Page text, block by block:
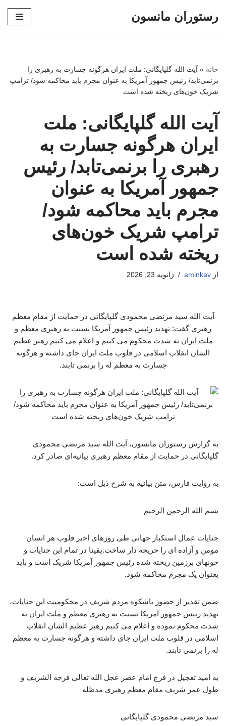
رستوران مانسون
خانه » آیت الله گلپایگانی: ملت ایران هرگونه جسارت به رهبری را
برنمی‌تابد/ رئیس جمهور آمریکا به عنوان مجرم باید محاکمه شود/ ترامپ
شریک خون‌های ریخته شده است
آیت الله گلپایگانی: ملت
ایران هرگونه جسارت به
رهبری را برنمی‌تابد/ رئیس
جمهور آمریکا به عنوان
مجرم باید محاکمه شود/
ترامپ شریک خون‌های
ریخته شده است
از aminkav ژانویه 23, 2026
آیت الله سید مرتضی محمودی گلپایگانی در حمایت از مقام معظم
رهبری گفت: تهدید رئیس جمهور آمریکا نسبت به رهبری معظم و
ملت ایران به شدت محکوم می کنیم و اعلام می کنیم رهبر عظیم
الشان انقلاب اسلامی در قلوب ملت ایران جای داشته و هرگونه
جسارت به معظم له را برنمی تابند.
به گزارش رستوران مانسون، آیت الله سید مرتضی محمودی
گلپایگانی در حمایت از مقام معظم رهبری بیانیه‌ای صادر کرد.
به روایت فارس، متن بیانیه به شرح ذیل است:
بسم الله الرحمن الرحیم
️جنایات عمال استکبار جهانی طی روزهای اخیر قلوب هر انسان
مومن و آزاده ای را جریحه دار ساخت.️یقینا در تمام این جنایات و
خونهای برزمین ریخته شده رئیس جمهور آمریکا شریک است و باید
بعنوان یک مجرم محاکمه شود.️
ضمن تقدیر از حضور باشکوه مردم شریف در محکومیت این جنایات،
تهدید رئیس جمهور آمریکا نسبت به رهبری معظم و ملت ایران به
شدت محکوم نموده و اعلام می کنیم رهبر عظیم الشان انقلاب
اسلامی در قلوب ملت ایران جای داشته و هرگونه جسارت به معظم
له را برنمی تابند.️
به امید تعجیل در فرج امام عصر عجل الله تعالی فرجه الشریف و
طول عمر شریف مقام معظم رهبری مدظله
سید مرتضی محمودی گلپایگانی